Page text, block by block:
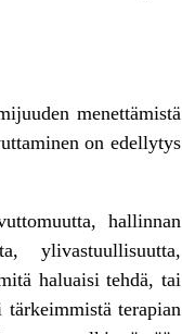
menettämistä
on edellytys
hallinnan
ylivastuullisuutta,
haluaisi tehdä, tai
terapian